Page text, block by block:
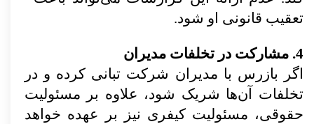
تعقیب قانونی او شود.
4. مشارکت در تخلفات مدیران
اگر بازرس با مدیران شرکت تبانی کرده و در
تخلفات آن‌ها شریک شود، علاوه بر مسئولیت
حقوقی، مسئولیت کیفری نیز بر عهده خواهد